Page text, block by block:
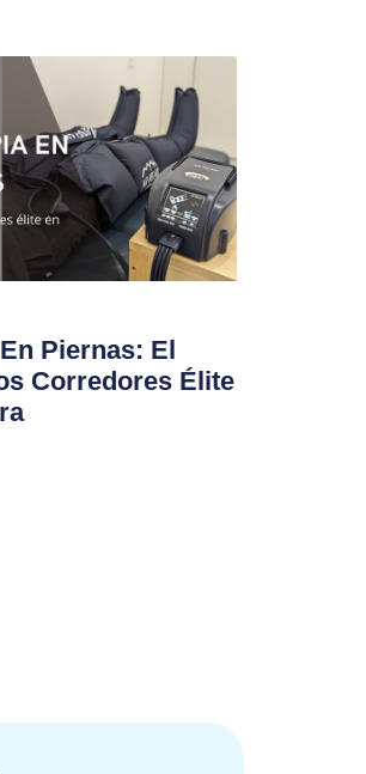
Piernas: El
Corredores Élite